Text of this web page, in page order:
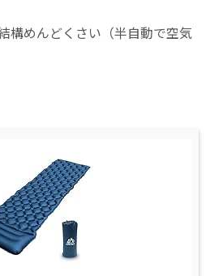
構めんどくさい（半自動で空気